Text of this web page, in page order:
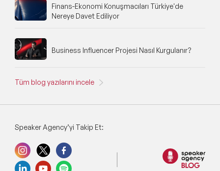
Finans-Ekonomi Konuşmacıları Türkiye'de
Nereye Davet Ediliyor
Business Influencer Projesi Nasıl Kurgulanır?
Tüm blog yazılarını incele
Speaker Agency’yi Takip Et: